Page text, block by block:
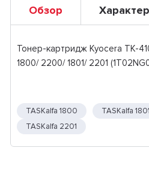
Обзор
Тонер-картридж Kyocera TK-
1800/ 2200/ 1801/ 2201
TASKalfa 1800 TASKalfa 1801
TASKalfa 2201